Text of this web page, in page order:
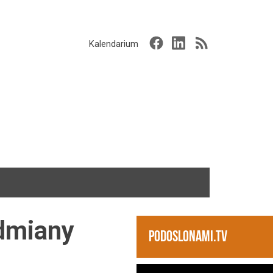
Kalendarium
PODOSLONAMI.TV